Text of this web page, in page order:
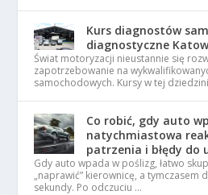
Kurs diagnostów
diagnostyczne
Świat motoryzacji nieustannie się
zapotrzebowanie na
samochodowych. Kursy w tej
Co robić, gdy auto
natychmiastowa
patrzenia i błędy do
Gdy auto wpada w poślizg, łatwo
„naprawić” kierownicę, a tymczasem
sekundy. Po odczuciu …